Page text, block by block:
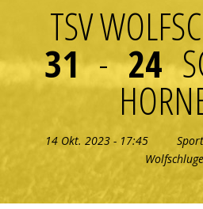
TSV
31 - 24
14 Okt. 2023 - 17:45